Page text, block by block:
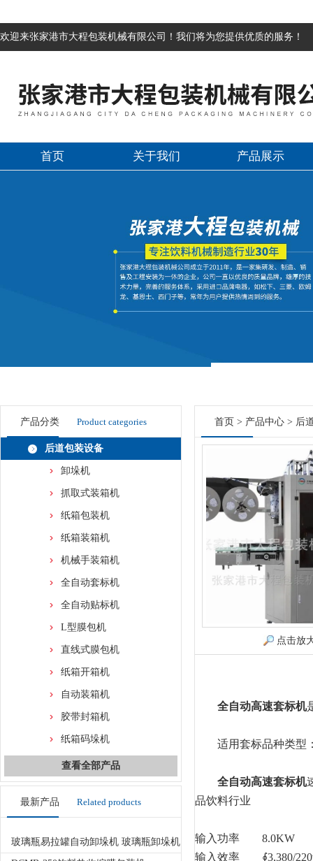
欢迎来张家港市大程包装机械有限公司！我们将为您提供优质的服务！
首页 关于我们 产品展示
产品分类 Product categories
后道包装设备
卸垛机
抓取式装箱机
纸箱包装机
纸箱装箱机
机械手装箱机
全自动套标机
全自动贴标机
L型膜包机
直线式膜包机
纸箱开箱机
自动装箱机
胶带封箱机
纸箱码垛机
查看全部产品
最新产品 Related products
玻璃瓶易拉罐自动卸垛机 玻璃瓶卸垛机
首页 > 产品中心 > 后
点击放
全自动高速套标机
适用套标品种类型
全自动高速套标机
品饮料行业
输入功率
8.0KW
输入效率
∮3,380/